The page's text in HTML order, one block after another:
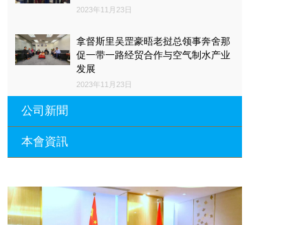
2023年11月23日
拿督斯里吴罡豪晤老挝总领事奔舍那
促一带一路经贸合作与空气制水产业
发展
2023年11月23日
公司新聞
一带一路经贸合作与空气制水产业发
埃及总领事会晤拿督斯里吴罡豪 促一
本會資訊
長瑚蒞臨 天泉鼎豐深圳總部及國際標
量波量子研究院
2021年12月10日